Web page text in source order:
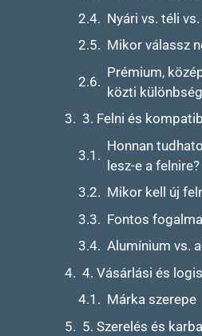
Nyári vs. téli
Mikor válassz
Prémium,
közti különbség
3. Felni és
Honnan
lesz-e a felnire?
Mikor kell új
Fontos
Alumínium vs.
4. Vásárlási és
Márka szerepe
5. Szerelés és